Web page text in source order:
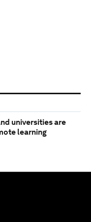
universities are
learning